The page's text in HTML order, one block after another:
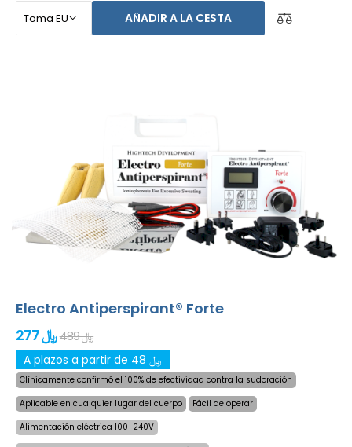
computadora hará todo por ti.
en el paquete básico). Con adaptadores adicionales, la
sudoración excesiva de la cabeza, frente, abdomen,
espalda, nalgas, pecho y otras partes del cuerpo también
pueden ser tratados con éxito y por largo
tiempo.¡Garantía de devolución de dinero en caso
de insatisfacción y envío exprés en todo el mundo
AÑADIR A LA CESTA
Electro Antiperspirant® Forte
277 ﷼
489 ﷼
A plazos a partir de 48 ﷼
Clínicamente confirmó el 100% de efectividad contra la sudoración
Aplicable en cualquier lugar del cuerpo
Fácil de operar
Alimentación eléctrica 100-240V